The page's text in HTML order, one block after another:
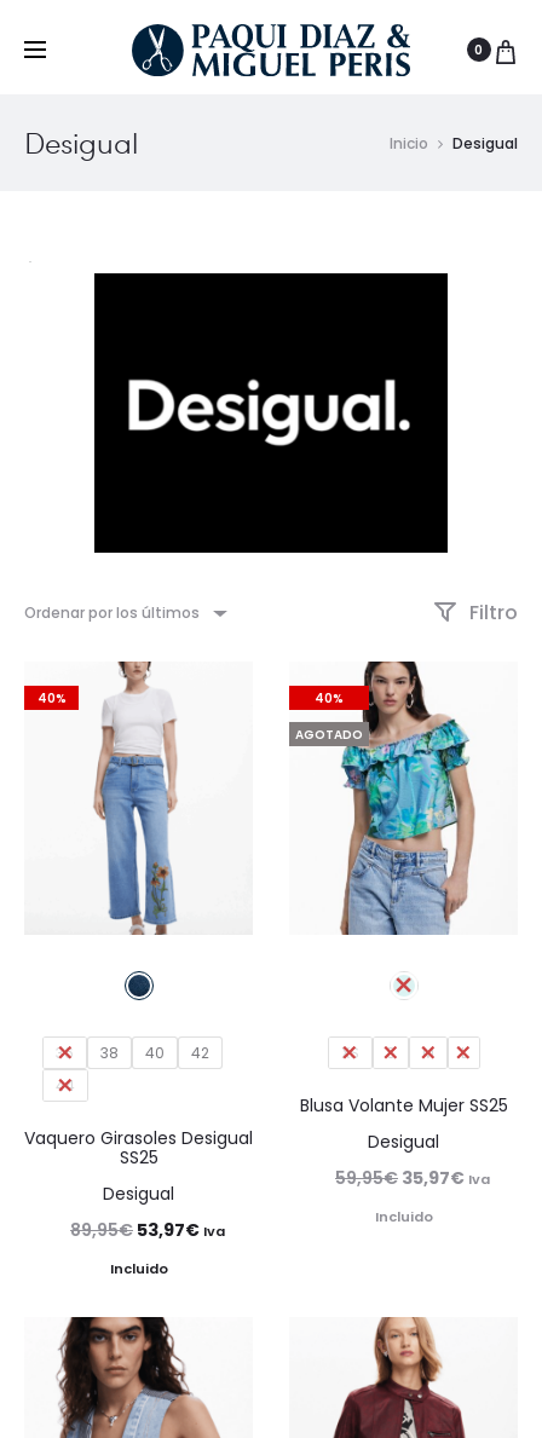
0
Desigual Inicio Desigual
Ordenar por los últimos Filtro
40%
36 38 40
42
44
Vaquero Girasoles Desigual
SS25
Desigual
89,95€ El
precio
era:
89,95€.
53,97€ElIva
Incluido
40%
AGOTADO
XS S M L
Blusa Volante Mujer SS25
Desigual
59,95€ El
precio
59,95€.
35,97€ El
Iva
Incluido